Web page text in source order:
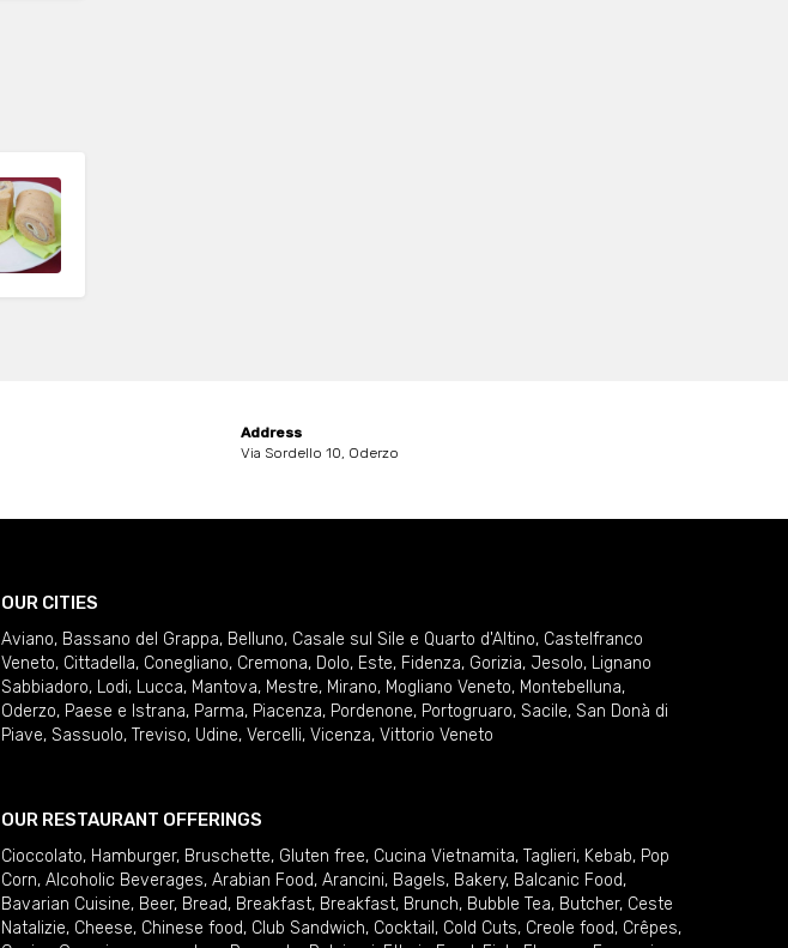
Address
Via Sordello 10, Oderzo
OUR CITIES
Aviano, Bassano del Grappa, Belluno, Casale sul Sile e Quarto d'Altino, Castelfranco
Veneto, Cittadella, Conegliano, Cremona, Dolo, Este, Fidenza, Gorizia, Jesolo, Lignano
Sabbiadoro, Lodi, Lucca, Mantova, Mestre, Mirano, Mogliano Veneto, Montebelluna,
Oderzo, Paese e Istrana, Parma, Piacenza, Pordenone, Portogruaro, Sacile, San Donà di
Piave, Sassuolo, Treviso, Udine, Vercelli, Vicenza, Vittorio Veneto
OUR RESTAURANT OFFERINGS
Cioccolato, Hamburger, Bruschette, Gluten free, Cucina Vietnamita, Taglieri, Kebab, Pop
Corn, Alcoholic Beverages, Arabian Food, Arancini, Bagels, Bakery, Balcanic Food,
Bavarian Cuisine, Beer, Bread, Breakfast, Breakfast, Brunch, Bubble Tea, Butcher, Ceste
Natalizie, Cheese, Chinese food, Club Sandwich, Cocktail , Cold Cuts, Creole food, Crêpes,